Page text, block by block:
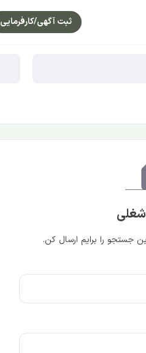
ثبت آگهی/کارفرمایی
شغلی
جستجو را برایم ارسال کن.